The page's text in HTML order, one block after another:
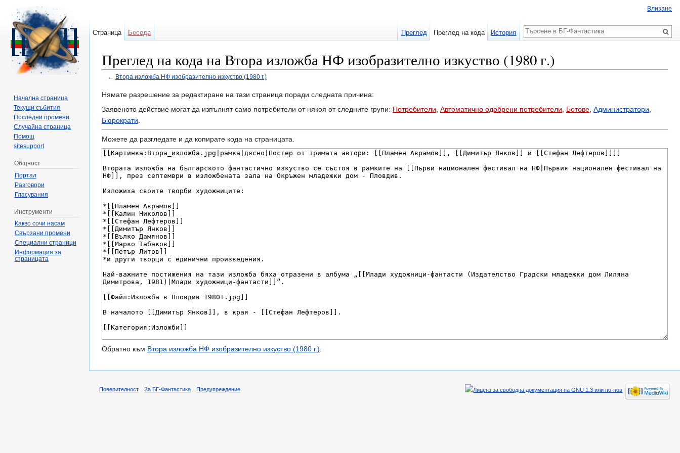
Преглед на кода на Втора изложба НФ изобразително изкуство (1980 г.)
← Втора изложба НФ изобразително изкуство (1980 г.)
Нямате разрешение за редактиране на тази страница поради следната причина:
Заявеното действие могат да изпълнят само потребители от някоя от следните групи: Потребители Автоматично одобрени потребители Ботове Администратори
Бюрократи
Можете да разгледате и да копирате кодa на страницата.
Обратно към Втора изложба НФ изобразително изкуство (1980 г.).
Влизане
Страница Беседа Преглед Преглед на кода История
Търсене
Начална страница
Текущи събития
Последни промени
Случайна страница
Помощ
sitesupport
Общност
Портал
Разговори
Гласувания
Инструменти
Какво сочи насам
Свързани промени
Специални страници
Информация за
страницата
Поверителност За БГ-Фантастика Предупреждение